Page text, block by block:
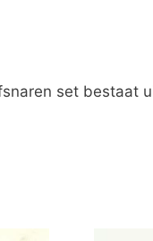
set bestaat